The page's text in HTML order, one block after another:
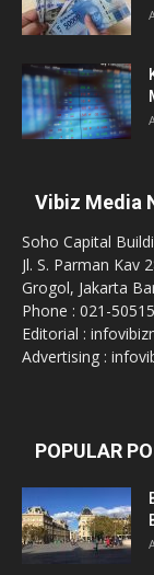
Vibiz Media
Soho Capital
Jl. S. Parman Kav
Grogol, Jakarta
Phone : 021-
Editorial :
Advertising :
POPULAR